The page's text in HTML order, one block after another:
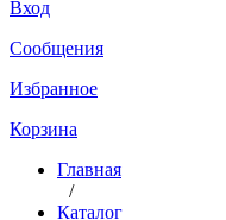
Вход
Сообщения
Избранное
Корзина
Главная
/
Каталог